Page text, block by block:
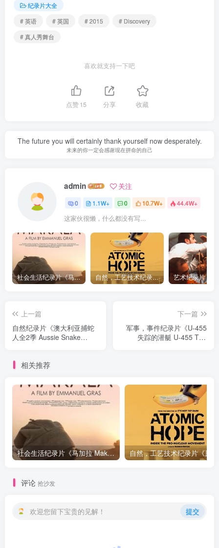
纪录片大全
# 英语
# 英国 # 2015
# Discovery
# 真人秀舞台
喜欢就支持一下吧
点赞15 分享 收藏
The future you will certainly thank yourself now desperately.
未来的你一定会感谢现在拼命的自己
admin 关注
0 1.1W+ 0 10.7W+ 44.4W+
这家伙很懒，什么都没有写...
社会生活纪录片《马加拉 Makala》下载 自然，工艺技术纪录片《原子能的希望 Atomic Hope – Inside the Pro-Nuclear Movement》下载
上一篇
自然纪录片《澳大利亚捕蛇
人全2季 Aussie Snake
下一篇
军事，事件纪录片《U-455
失踪的潜艇 U-455 The
相关推荐
社会生活纪录片《马加拉 Makala》下载
评论 抢沙发
欢迎您留下宝贵的见解！ 提交